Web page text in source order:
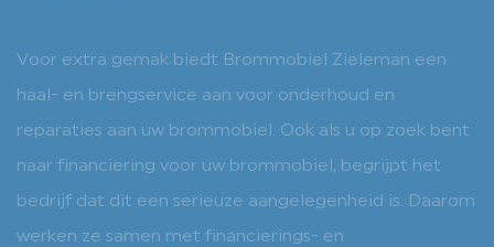
Voor extra gemak biedt Brommobiel Zieleman een
haal- en brengservice aan voor onderhoud en
reparaties aan uw brommobiel. Ook als u op zoek bent
naar financiering voor uw brommobiel, begrijpt het
bedrijf dat dit een serieuze aangelegenheid is. Daarom
werken ze samen met financierings- en